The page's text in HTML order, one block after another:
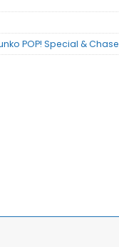
POP! Special & Chase